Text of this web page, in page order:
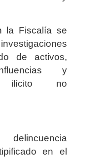
la Fiscalía se
de activos,
y
ilícito no
en el